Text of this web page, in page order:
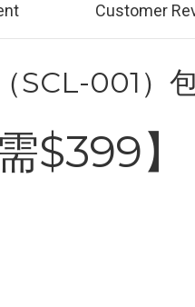
Customer
SCL-001）包
$399】